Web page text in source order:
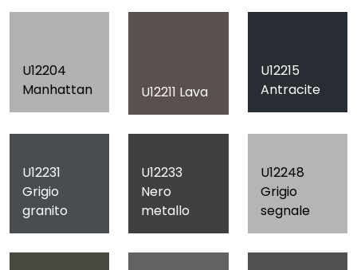
U12204
Manhattan
U12211 Lava
U12215
Antracite
U12231
Grigio
granito
U12233
Nero
metallo
U12248
Grigio
segnale